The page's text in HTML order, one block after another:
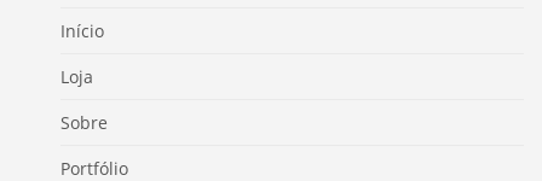
Início
Loja
Sobre
Portfólio